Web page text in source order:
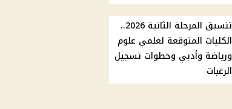
تنسيق المرحلة الثانية 2026..
الكليات المتوقعة لعلمي علوم
ورياضة وأدبي وخطوات تسجيل
الرغبات